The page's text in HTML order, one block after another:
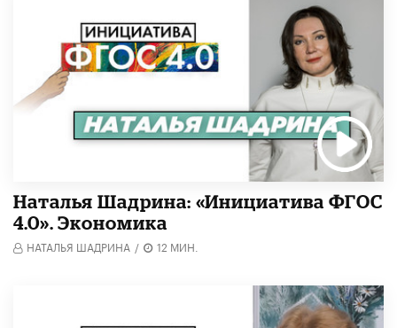
Наталья Шадрина: «Инициатива ФГОС
4.0». Экономика
НАТАЛЬЯ ШАДРИНА / 12 МИН.